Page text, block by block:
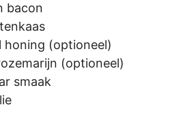
bacon
honing (optioneel)
(optioneel)
smaak